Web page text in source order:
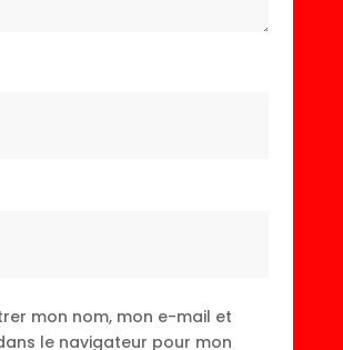
mon nom, mon e-mail et
le navigateur pour mon